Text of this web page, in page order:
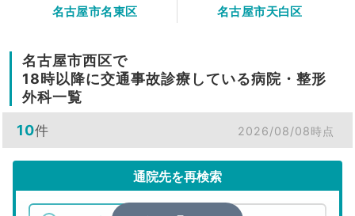
名古屋市名東区
名古屋市天白区
名古屋市西区で
18時以降に交通事故診療している病院・整形
外科一覧
10件 2026/08/08時点
通院先を再検索